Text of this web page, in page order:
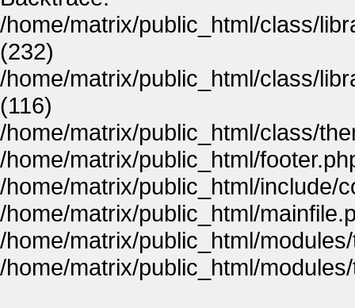
/home/matrix/public_html/class/
(232)
/home/matrix/public_html/class/
(116)
/home/matrix/public_html/class/
/home/matrix/public_html/
/home/matrix/public_html/include/
/home/matrix/public_html/
/home/matrix/public_html/
/home/matrix/public_html/